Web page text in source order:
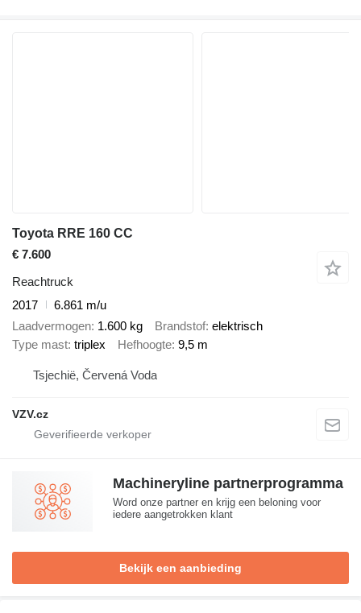
Toyota RRE 160 CC
€ 7.600
Reachtruck
2017
6.861 m/u
Laadvermogen 1.600 kg Brandstof elektrisch
Type mast triplex Hefhoogte 9,5 m
Tsjechië, Červená Voda
VZV.cz
Machineryline partnerprogramma
Word onze partner en krijg een beloning voor
iedere aangetrokken klant
Bekijk een aanbieding